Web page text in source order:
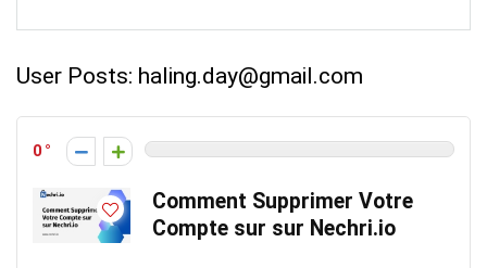
User Posts: haling.day@gmail.com
0
Comment Supprimer Votre
Compte sur sur Nechri.io